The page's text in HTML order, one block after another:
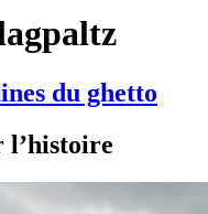
du ghetto
l’histoire